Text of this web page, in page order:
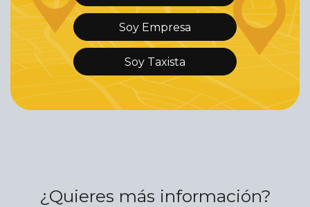
Soy Empresa
Soy Taxista
¿Quieres más información?